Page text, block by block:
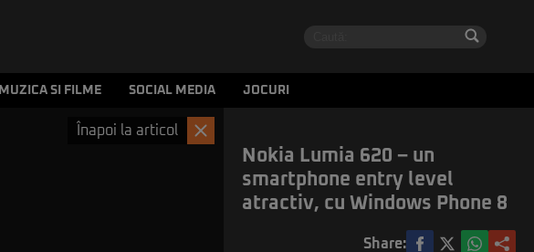
MUZICA SI FILME SOCIAL MEDIA JOCURI
Înapoi la articol
Nokia Lumia 620 – un
smartphone entry level
atractiv, cu Windows Phone 8
Share: